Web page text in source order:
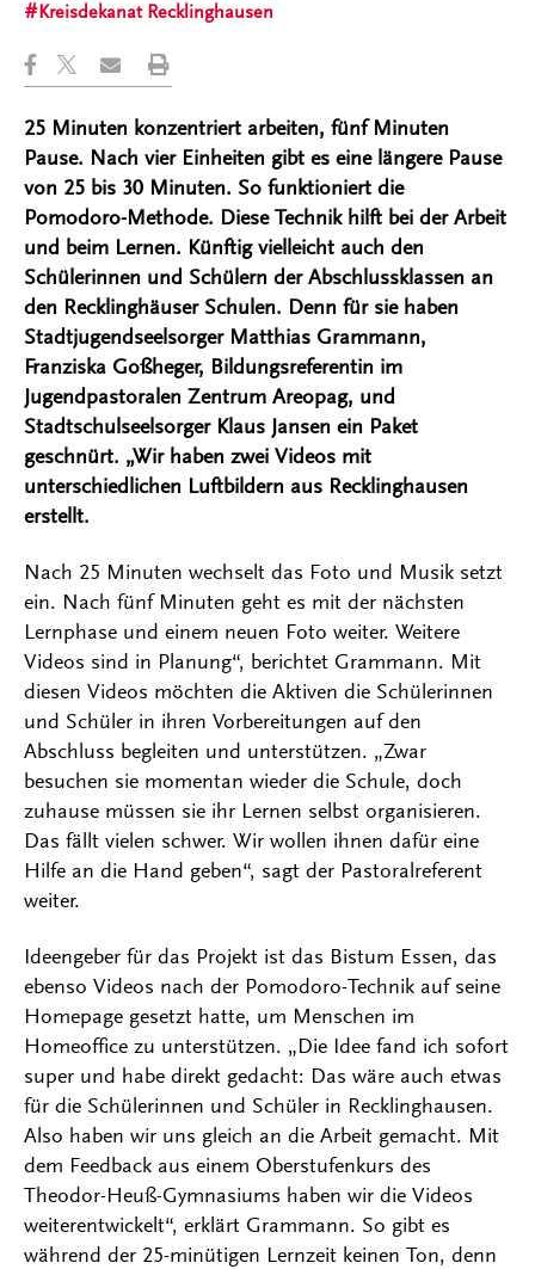
Kreisdekanat Recklinghausen
25 Minuten konzentriert arbeiten, fünf Minuten
Pause. Nach vier Einheiten gibt es eine längere Pause
von 25 bis 30 Minuten. So funktioniert die
Pomodoro-Methode. Diese Technik hilft bei der Arbeit
und beim Lernen. Künftig vielleicht auch den
Schülerinnen und Schülern der Abschlussklassen an
den Recklinghäuser Schulen. Denn für sie haben
Stadtjugendseelsorger Matthias Grammann,
Franziska Goßheger, Bildungsreferentin im
Jugendpastoralen Zentrum Areopag, und
Stadtschulseelsorger Klaus Jansen ein Paket
geschnürt. „Wir haben zwei Videos mit
unterschiedlichen Luftbildern aus Recklinghausen
erstellt.
Nach 25 Minuten wechselt das Foto und Musik setzt
ein. Nach fünf Minuten geht es mit der nächsten
Lernphase und einem neuen Foto weiter. Weitere
Videos sind in Planung“, berichtet Grammann. Mit
diesen Videos möchten die Aktiven die Schülerinnen
und Schüler in ihren Vorbereitungen auf den
Abschluss begleiten und unterstützen. „Zwar
besuchen sie momentan wieder die Schule, doch
zuhause müssen sie ihr Lernen selbst organisieren.
Das fällt vielen schwer. Wir wollen ihnen dafür eine
Hilfe an die Hand geben“, sagt der Pastoralreferent
weiter.
Ideengeber für das Projekt ist das Bistum Essen, das
ebenso Videos nach der Pomodoro-Technik auf seine
Homepage gesetzt hatte, um Menschen im
Homeoffice zu unterstützen. „Die Idee fand ich sofort
super und habe direkt gedacht: Das wäre auch etwas
für die Schülerinnen und Schüler in Recklinghausen.
Also haben wir uns gleich an die Arbeit gemacht. Mit
dem Feedback aus einem Oberstufenkurs des
Theodor-Heuß-Gymnasiums haben wir die Videos
weiterentwickelt“, erklärt Grammann. So gibt es
während der 25-minütigen Lernzeit keinen Ton, denn